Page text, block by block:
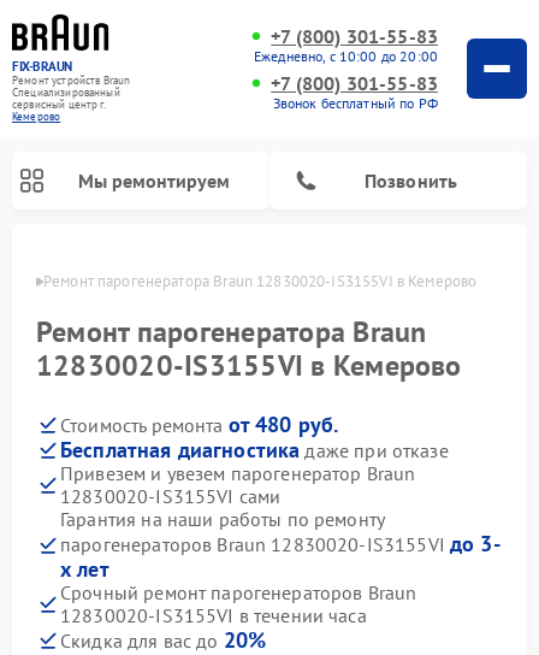
FIX-BRAUN
Ремонт устройств Braun
Специализированный
cервисный центр г.
Кемерово
+7 (800) 301-55-83
Ежедневно, с 10:00 до 20:00
+7 (800) 301-55-83
Звонок бесплатный по РФ
Мы ремонтируем Позвонить
Ремонт парогенератора Braun 12830020-IS3155VI в Кемерово
Ремонт парогенератора Braun
12830020-IS3155VI в Кемерово
Стоимость ремонта от 480 руб.
Бесплатная диагностика даже при отказе
Привезем и увезем парогенератор Braun
12830020-IS3155VI сами
Гарантия на наши работы по ремонту
парогенераторов Braun 12830020-IS3155VI до 3-
х лет
Срочный ремонт парогенераторов Braun
12830020-IS3155VI в течении часа
Скидка для вас до 20%